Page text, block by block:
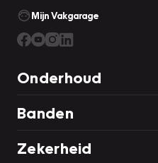
Mijn Vakgarage
Onderhoud
Banden
Zekerheid